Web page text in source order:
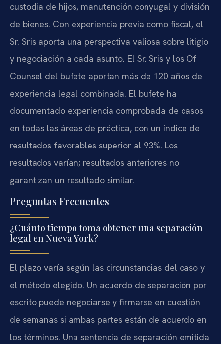
custodia de hijos, manutención conyugal y división
de bienes. Con experiencia previa como fiscal, el
Sr. Sris aporta una perspectiva valiosa sobre litigio
y negociación a cada asunto. El Sr. Sris y los Of
Counsel del bufete aportan más de 120 años de
experiencia legal combinada. El bufete ha
documentado experiencia comprobada de casos
en todas las áreas de práctica, con un índice de
resultados favorables superior al 93%. Los
resultados varían; resultados anteriores no
garantizan un resultado similar.
Preguntas Frecuentes
¿Cuánto tiempo toma obtener una separación
legal en Nueva York?
El plazo varía según las circunstancias del caso y
el método elegido. Un acuerdo de separación por
escrito puede negociarse y firmarse en cuestión
de semanas si ambas partes están de acuerdo en
los términos. Una sentencia de separación emitida